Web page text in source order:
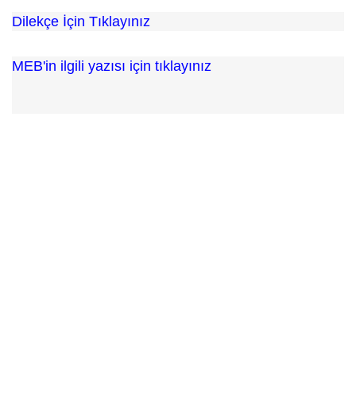
Dilekçe İçin Tıklayınız
MEB'in ilgili yazısı için tıklayınız